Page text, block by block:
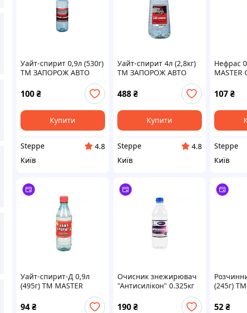
Уайт-спирит 0,9л (530г)
ТМ ЗАПОРОЖ АВТО
100₴
Купити
Steppe
4.8
Київ
Уайт-спирит 4л (2,8кг)
ТМ ЗАПОРОЖ АВТО
488₴
Купити
Steppe
4.8
Київ
Нефрас
MASTER
107 ₴
Steppe
Київ
Уайт-спирит-Д 0,9л
(495г) ТМ MASTER
94₴
Очисник знежирювач
"Антисилікон" 0.325кг
190₴
(245г) ТМ
52 ₴